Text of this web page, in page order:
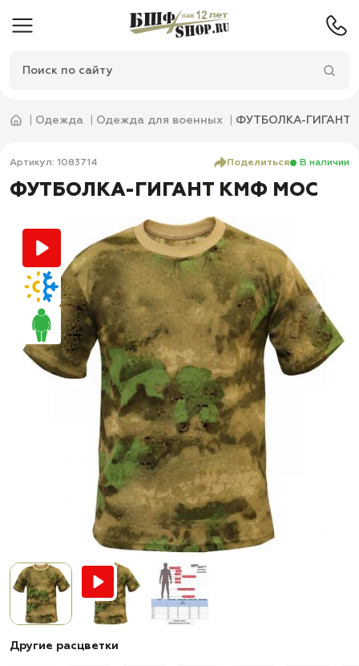
Одежда Одежда для военных ФУТБОЛКА-ГИГАНТ
Артикул: 1083714 Поделиться В наличии
ФУТБОЛКА-ГИГАНТ КМФ МОС
Другие расцветки